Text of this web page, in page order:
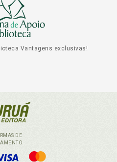
Vantagens exclusivas!
DE